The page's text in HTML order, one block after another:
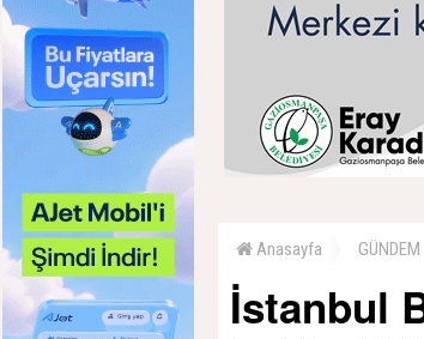
Anasayfa GÜNDEM
İstanbul